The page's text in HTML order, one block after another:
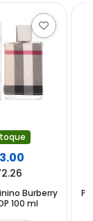
Burberry
100 ml